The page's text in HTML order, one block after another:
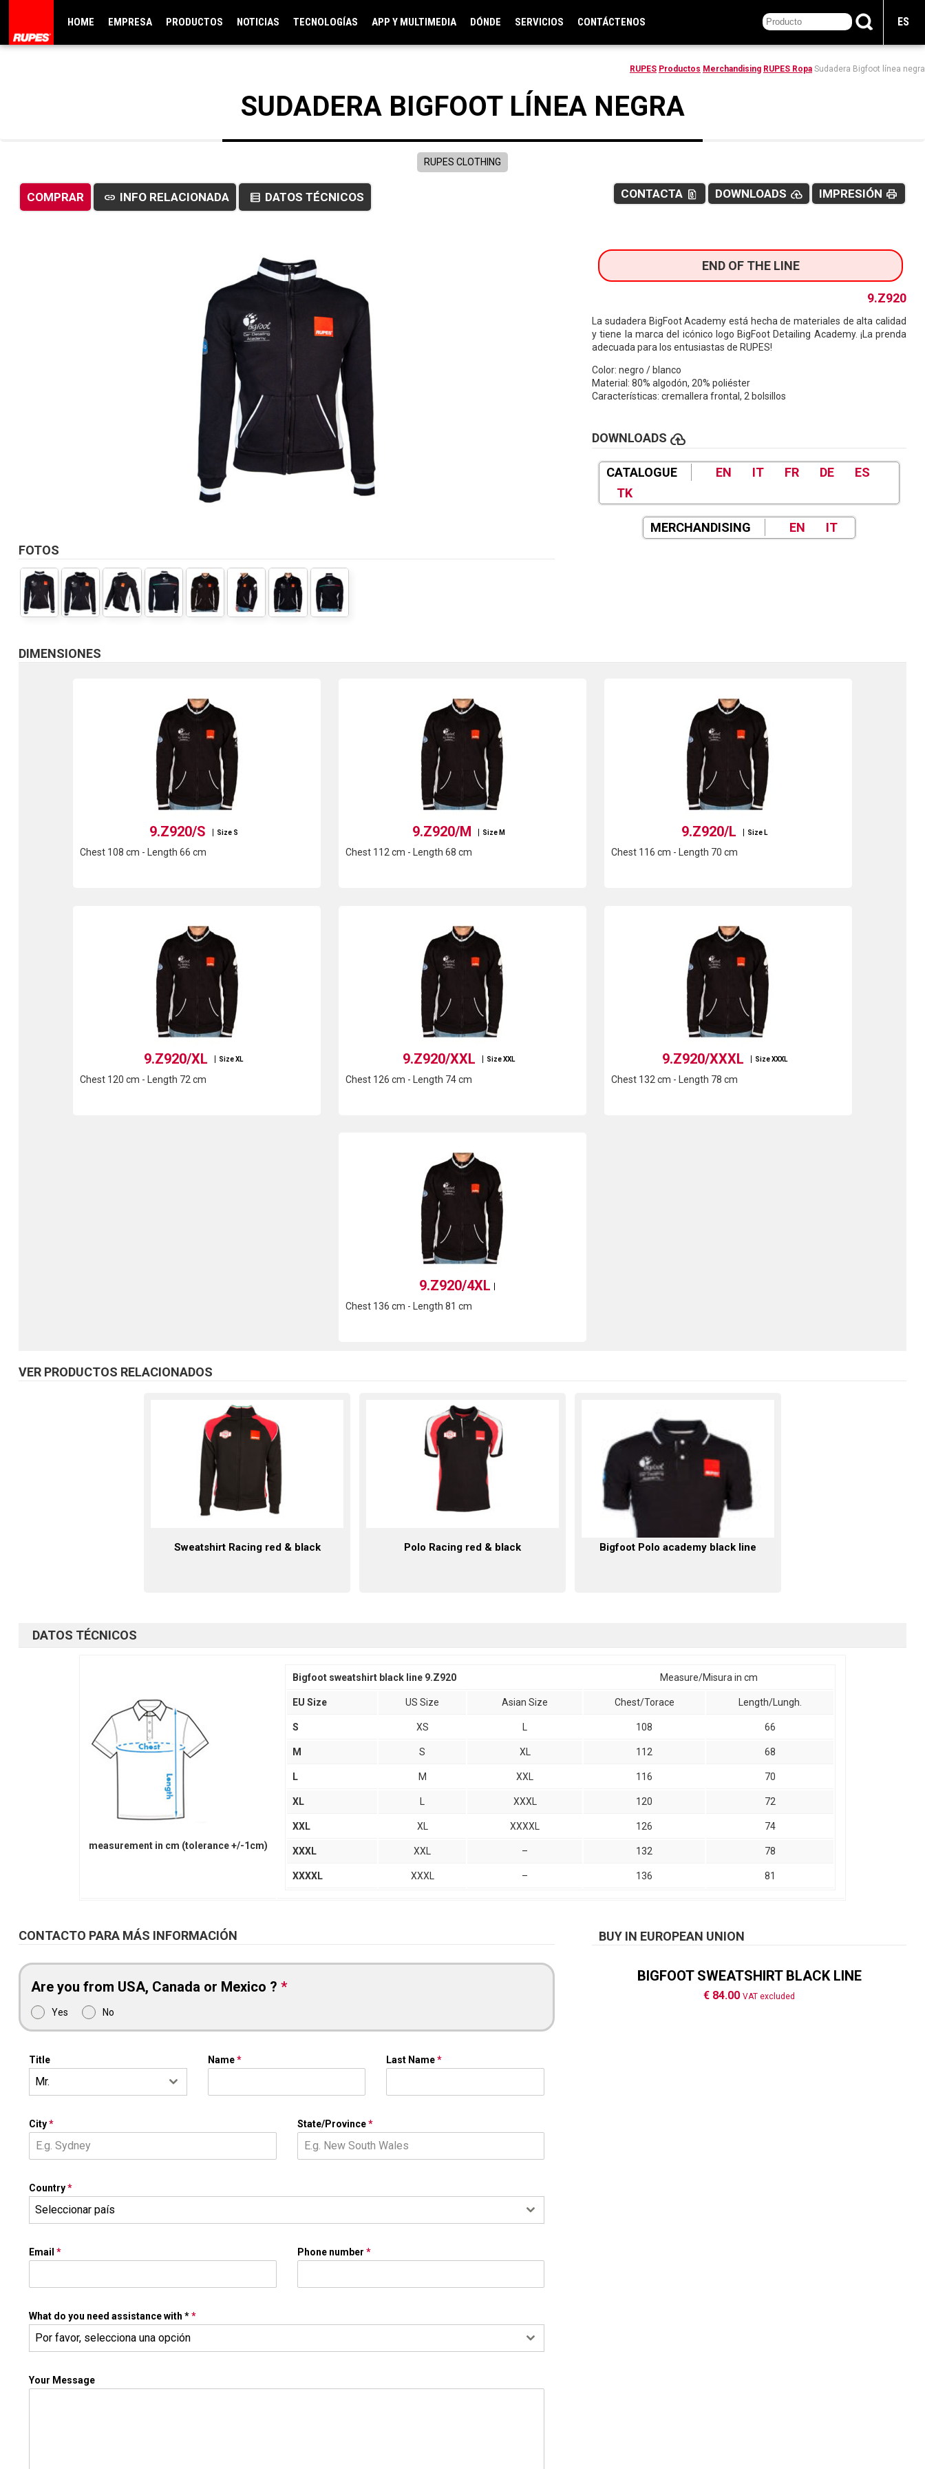
HOME EMPRESA PRODUCTOS NOTICIAS TECNOLOGÍAS APP Y MULTIMEDIA DÓNDE SERVICIOS CONTÁCTENOS ES
RUPES Productos Merchandising RUPES Ropa Sudadera Bigfoot línea negra
SUDADERA BIGFOOT LÍNEA NEGRA
RUPES CLOTHING
COMPRAR link INFO RELACIONADA data_table DATOS TÉCNICOS IMPRESIÓN print
DOWNLOADS cloud_upload
CONTACTA file_present
END OF THE LINE
9.Z920
La sudadera BigFoot Academy está hecha de materiales de alta calidad
y tiene la marca del icónico logo BigFoot Detailing Academy. ¡La prenda
adecuada para los entusiastas de RUPES!
Color: negro / blanco
Material: 80% algodón, 20% poliéster
Características: cremallera frontal, 2 bolsillos
DOWNLOADS cloud_upload
CATALOGUE EN IT FR DE
ES
TK
MERCHANDISING EN
IT
FOTOS
DIMENSIONES
9.Z920/S Size S
Chest 108 cm - Length 66 cm
9.Z920/M Size M
Chest 112 cm - Length 68 cm
9.Z920/L Size L
Chest 116 cm - Length 70 cm
9.Z920/XL Size XL
Chest 120 cm - Length 72 cm
9.Z920/XXL Size XXL
Chest 126 cm - Length 74 cm
9.Z920/XXXL Size XXXL
Chest 132 cm - Length 78 cm
9.Z920/4XL
Chest 136 cm - Length 81 cm
VER PRODUCTOS RELACIONADOS
Sweatshirt Racing red & black Polo Racing red & black Bigfoot Polo academy black line
DATOS TÉCNICOS
measurement in cm (tolerance +/-1cm)
Bigfoot sweatshirt black line 9.Z920 Measure/Misura in cm
EU Size US Size Asian Size Chest/Torace Length/Lungh.
S XS 108 66
M S XL 112 68
L M XXL 116 70
XL XXXL 120 72
XXL XL XXXXL 126 74
XXXL XXL – 132 78
XXXXL XXXL – 136 81
CONTACTO PARA MÁS INFORMACIÓN
Are you from USA, Canada or Mexico ?*
Yes No
Title
Mr.
Name* Last Name*
City* State/Province*
Country*
Seleccionar país
Email* Phone number *
What do you need assistance with **
Por favor, selecciona una opción
Your Message
BUY IN EUROPEAN UNION
BIGFOOT SWEATSHIRT BLACK LINE
€ 84.00VAT excluded